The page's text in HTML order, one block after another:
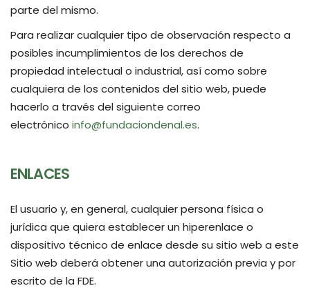
parte del mismo.
Para realizar cualquier tipo de observación respecto a
posibles incumplimientos de los derechos de
propiedad intelectual o industrial, así como sobre
cualquiera de los contenidos del sitio web, puede
hacerlo a través del siguiente correo
electrónico info@fundaciondenal.es.
ENLACES
El usuario y, en general, cualquier persona física o
jurídica que quiera establecer un hiperenlace o
dispositivo técnico de enlace desde su sitio web a este
Sitio web deberá obtener una autorización previa y por
escrito de la FDE.